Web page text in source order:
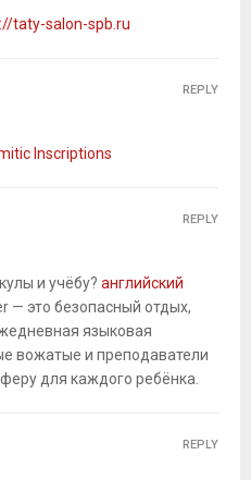
taty-salon-spb.ru
Inscriptions
REPLY
и учёбу? английский
— это безопасный отдых,
языковая
вожатые и преподаватели
для каждого ребёнка.
REPLY
REPLY